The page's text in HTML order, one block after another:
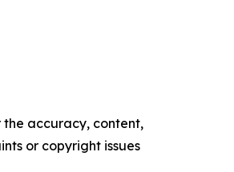
the accuracy, content,
or copyright issues